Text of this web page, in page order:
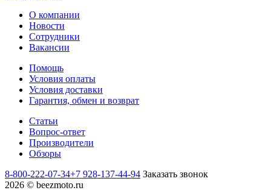
О компании
Новости
Сотрудники
Вакансии
Помощь
Условия оплаты
Условия доставки
Гарантия, обмен и возврат
Статьи
Вопрос-ответ
Производители
Обзоры
8-800-222-07-34+7 928-137-44-94 Заказать звонок
2026 © beezmoto.ru